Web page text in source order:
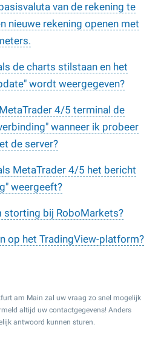
van de rekening te
nieuwe rekening openen met
de charts stilstaan en het
wordt weergegeven?
4/5 terminal de
wanneer ik probeer
de server?
MetaTrader 4/5 het bericht
weergeeft?
storting bij RoboMarkets?
op het TradingView-platform?
am Main zal uw vraag zo snel mogelijk
altijd uw contactgegevens! Anders
antwoord kunnen sturen.